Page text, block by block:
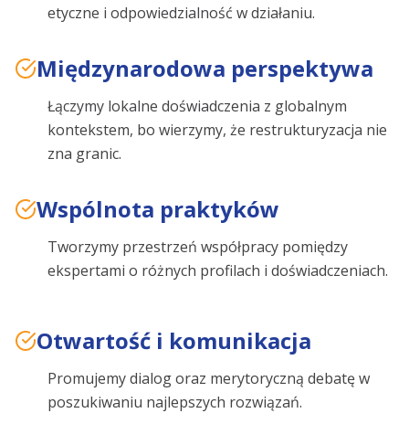
etyczne i odpowiedzialność w działaniu.
Międzynarodowa perspektywa
Łączymy lokalne doświadczenia z globalnym
kontekstem, bo wierzymy, że restrukturyzacja nie
zna granic.
Wspólnota praktyków
Tworzymy przestrzeń współpracy pomiędzy
ekspertami o różnych profilach i doświadczeniach.
Otwartość i komunikacja
Promujemy dialog oraz merytoryczną debatę w
poszukiwaniu najlepszych rozwiązań.